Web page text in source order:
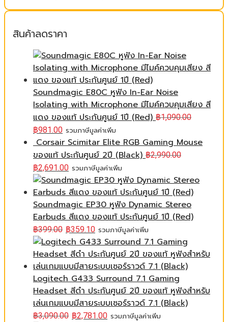
สินค้าลดราคา
Soundmagic E80C หูฟัง In-Ear Noise
Isolating with Microphone มีไมค์ควบคุมเสียง สี
แดง ของแท้ ประกันศูนย์ 1ปี (Red) ฿1,090.00
฿981.00 รวมภาษีมูลค่าเพิ่ม
Corsair Scimitar Elite RGB Gaming Mouse
ของแท้ ประกันศูนย์ 2ปี (Black) ฿2,990.00
฿2,691.00 รวมภาษีมูลค่าเพิ่ม
Soundmagic EP30 หูฟัง Dynamic Stereo
Earbuds สีแดง ของแท้ ประกันศูนย์ 1ปี (Red)
฿399.00 ฿359.10 รวมภาษีมูลค่าเพิ่ม
Logitech G433 Surround 7.1 Gaming
Headset สีดำ ประกันศูนย์ 2ปี ของแท้ หูฟังสำหรับ
เล่นเกมแบบมีสายระบบเซอร์ราวด์ 7.1 (Black)
฿3,090.00 ฿2,781.00 รวมภาษีมูลค่าเพิ่ม